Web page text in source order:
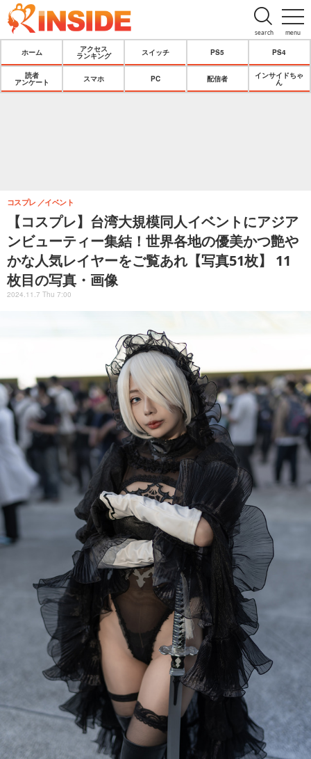
menu
search
ホーム
アクセス
ランキング
スイッチ PS5 PS4
読者
アンケート
スマホ PC 配信者
インサイドちゃ
ん
【コスプレ】台湾大規模同人イベントにアジア
ンビューティー集結！世界各地の優美かつ艶や
かな人気レイヤーをご覧あれ【写真51枚】 11
枚目の写真・画像
コスプレ イベント
2024.11.7 Thu 7:00